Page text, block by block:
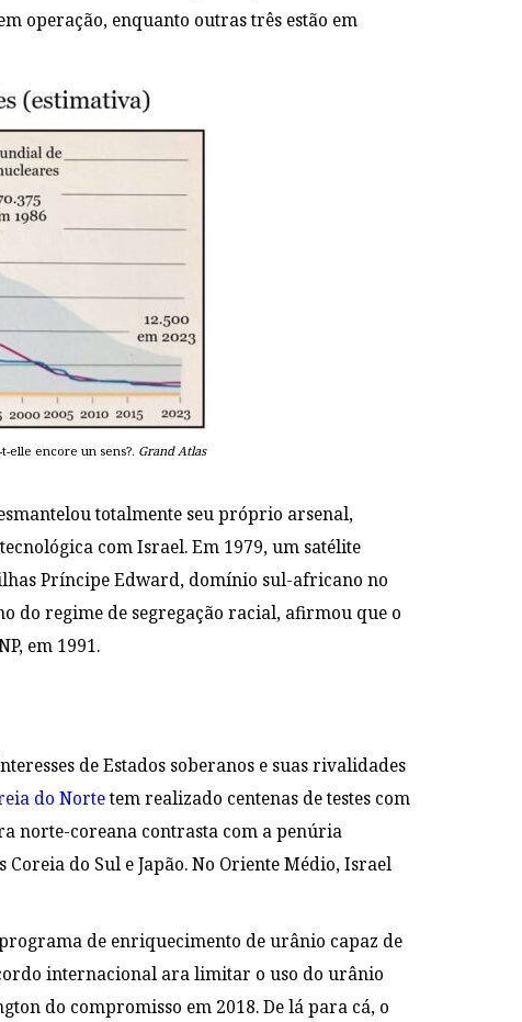
operação, enquanto outras três estão em
elle encore un sens?. Grand Atlas
totalmente seu próprio arsenal,
com Israel. Em 1979, um satélite
Príncipe Edward, domínio sul-africano no
do regime de segregação racial, afirmou que o
em 1991.
de Estados soberanos e suas rivalidades
do Nortetem realizado centenas de testes com
norte-coreana contrasta com a penúria
do Sul e Japão. No Oriente Médio, Israel
de enriquecimento de urânio capaz de
internacional ara limitar o uso do urânio
do compromisso em 2018. De lá para cá, o